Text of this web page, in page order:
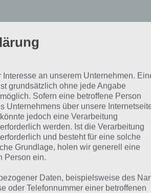
Das
das kann dabei kostenlos
durch Werbung. Wen die
Für uns kein negativer
an unserem Unternehmen.
grundsätzlich ohne jede Angabe
Sofern eine betroffene Person
Unternehmens über unsere
jedoch eine Verarbeitung
werden. Ist die Verarbeitung
und besteht für eine solche
Grundlage, holen wir generell eine
Person ein.
Daten, beispielsweise des
oder Telefonnummer einer betroffenen